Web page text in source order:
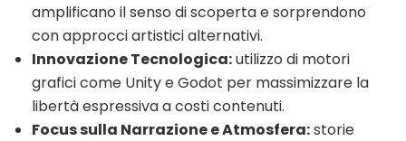
amplificano il senso di scoperta e sorprendono
con approcci artistici alternativi.
Innovazione Tecnologica:utilizzo di motori
grafici come Unity e Godot per massimizzare la
libertà espressiva a costi contenuti.
Focus sulla Narrazione e Atmosfera:storie